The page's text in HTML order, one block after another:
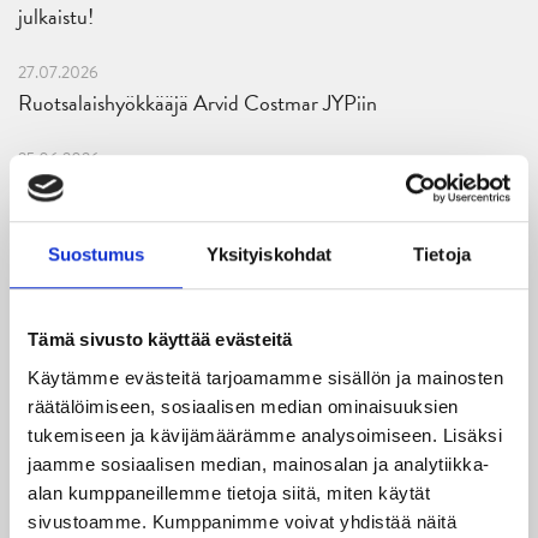
Suostumus Yksityiskohdat Tietoja
Tämä sivusto käyttää evästeitä
Käytämme evästeitä tarjoamamme sisällön ja mainosten
räätälöimiseen, sosiaalisen median ominaisuuksien
tukemiseen ja kävijämäärämme analysoimiseen. Lisäksi
jaamme sosiaalisen median, mainosalan ja analytiikka-
alan kumppaneillemme tietoja siitä, miten käytät
sivustoamme. Kumppanimme voivat yhdistää näitä
julkaistu!
27.07.2026
Ruotsalaishyökkääjä Arvid Costmar JYPiin
25.06.2026
JYP ja Secto Rally Finland yhteistyöhön
02.06.2026
Liiga-kauden 2026-2027 otteluohjelma on julkaistu!
27.05.2026
18.05.2026
Jaatinen ja Liljamo jatkosopimuksiin – JYPin ja KeuPa HT:n
yhteistyö jatkuu